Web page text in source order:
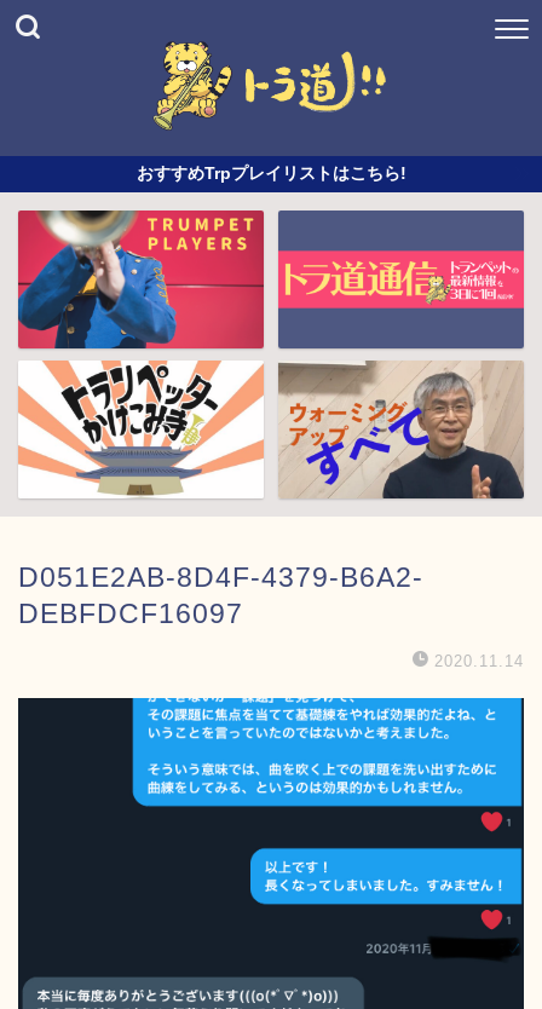
おすすめTrpプレイリストはこちら!
D051E2AB-8D4F-4379-B6A2-
DEBFDCF16097
2020.11.14